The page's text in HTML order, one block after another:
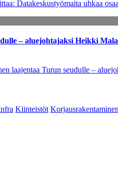
Datakeskustyömaita uhkaa
– aluejohtajaksi Heikki
laajentaa Turun seudulle –
Kiinteistöt